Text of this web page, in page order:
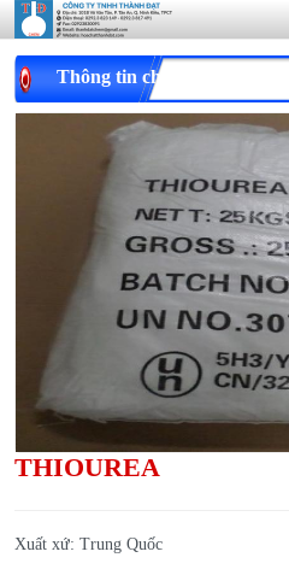
Thông tin chi tiết
THIOUREA
Xuất xứ: Trung Quốc